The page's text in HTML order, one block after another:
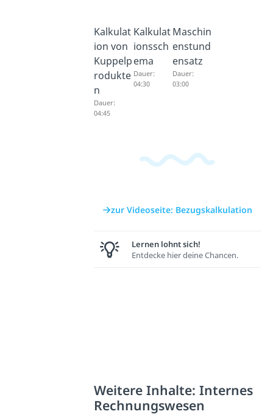
Kalkulat
ion von
Kuppelp
rodukte
n
Dauer:
04:45
Kalkulat
ionssch
ema
Dauer:
04:30
Maschin
enstund
ensatz
Dauer:
03:00
zur Videoseite: Bezugskalkulation
Lernen lohnt sich!
Entdecke hier deine Chancen.
Weitere Inhalte: Internes
Rechnungswesen